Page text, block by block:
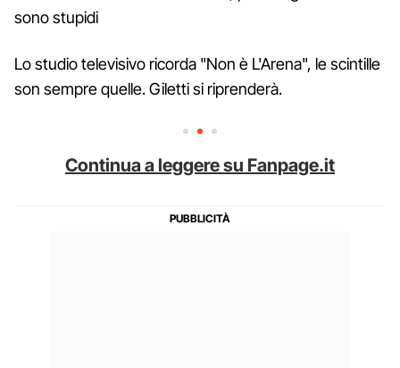
sono stupidi
Lo studio televisivo ricorda "Non è L'Arena", le scintille
son sempre quelle. Giletti si riprenderà.
Continua a leggere su Fanpage.it